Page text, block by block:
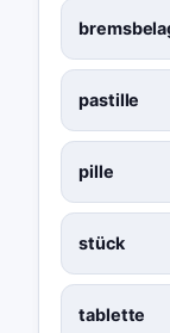
pastille
pille
stück
tablette